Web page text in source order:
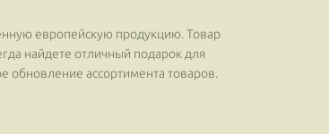
европейскую продукцию. Товар
найдете отличный подарок для
обновление ассортимента товаров.